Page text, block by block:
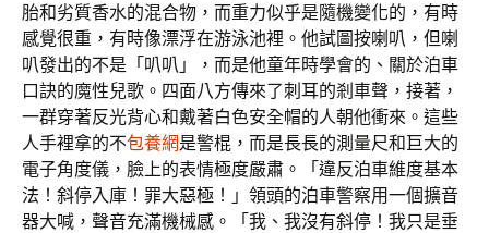
胎和劣質香水的混合物，而重力似乎是隨機變化的，有時
感覺很重，有時像漂浮在游泳池裡。他試圖按喇叭，但喇
叭發出的不是「叭叭」，而是他童年時學會的、關於泊車
口訣的魔性兒歌。四面八方傳來了刺耳的剎車聲，接著，
一群穿著反光背心和戴著白色安全帽的人朝他衝來。這些
人手裡拿的不包養網是警棍，而是長長的測量尺和巨大的
電子角度儀，臉上的表情極度嚴肅。「違反泊車維度基本
法！斜停入庫！罪大惡極！」領頭的泊車警察用一個擴音
器大喊，聲音充滿機械感。「我、我沒有斜停！我只是垂